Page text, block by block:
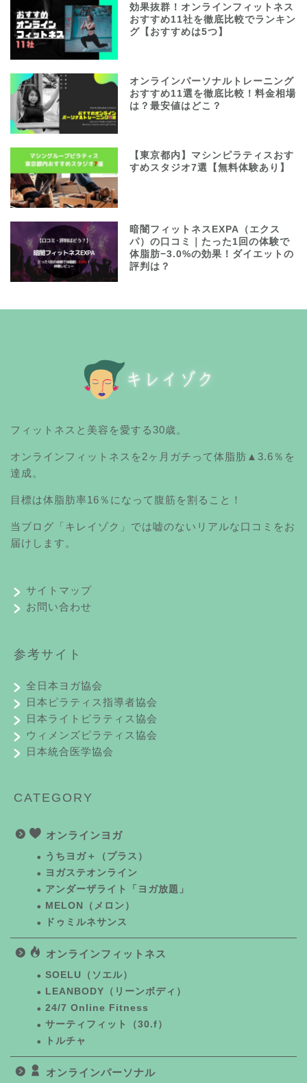
効果抜群！オンラインフィットネス
おすすめ11社を徹底比較でランキン
グ【おすすめは5つ】
オンラインパーソナルトレーニング
おすすめ11選を徹底比較！料金相場
は？最安値はどこ？
【東京都内】マシンピラティスおす
すめスタジオ7選【無料体験あり】
暗闇フィットネスEXPA（エクス
パ）の口コミ｜たった1回の体験で
体脂肪−3.0%の効果！ダイエットの
評判は？
フィットネスと美容を愛する30歳。
オンラインフィットネスを2ヶ月ガチって体脂肪▲3.6％を
達成。
目標は体脂肪率16％になって腹筋を割ること！
当ブログ「キレイゾク」では嘘のないリアルな口コミをお
届けします。
サイトマップ
お問い合わせ
参考サイト
全日本ヨガ協会
日本ピラティス指導者協会
日本ライトピラティス協会
ウィメンズピラティス協会
日本統合医学協会
CATEGORY
オンラインヨガ
うちヨガ＋（プラス）
ヨガステオンライン
アンダーザライト「ヨガ放題」
MELON（メロン）
ドゥミルネサンス
オンラインフィットネス
SOELU（ソエル）
LEANBODY（リーンボディ）
24/7 Online Fitness
サーティフィット（30.f）
トルチャ
オンラインパーソナル